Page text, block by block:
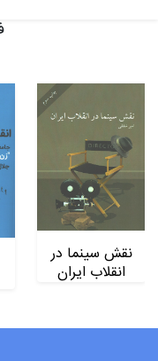
نقش سینما در
انقلاب ایران